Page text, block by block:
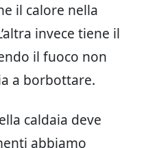
il calore nella
invece tiene il
il fuoco non
a borbottare.
caldaia deve
abbiamo